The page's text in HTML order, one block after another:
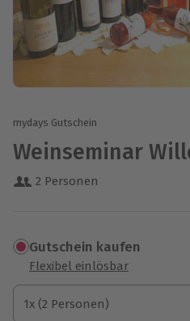
mydays Gutschein
Weinseminar
2 Personen
Gutschein kaufen
Flexibel einlösbar
1x (2 Personen)
1x (2 Personen)
1x (2 Personen)